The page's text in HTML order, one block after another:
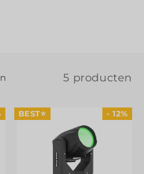
5 producten
BEST⭐ - 12%